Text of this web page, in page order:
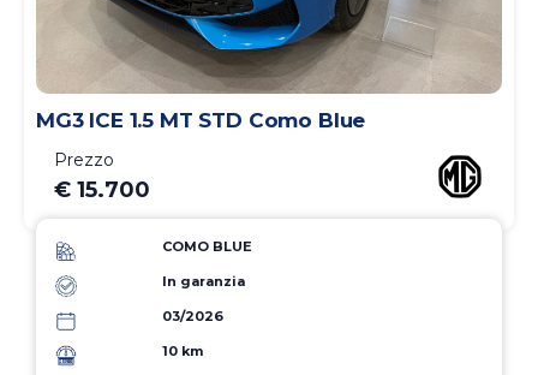
MG3 ICE 1.5 MT STD Como Blue
Prezzo
€ 15.700
COMO BLUE
In garanzia
03/2026
10 km